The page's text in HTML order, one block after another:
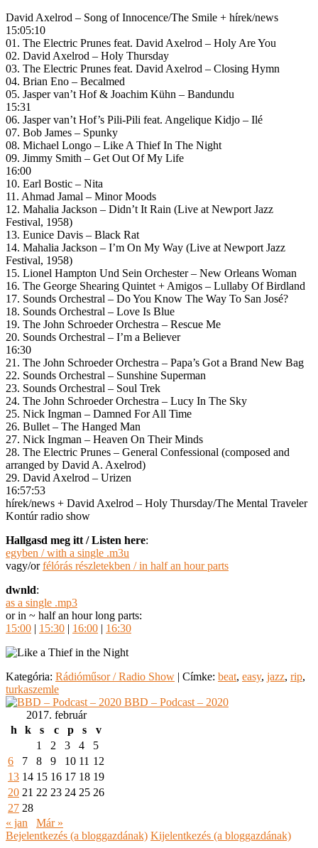
David Axelrod – Song of Innocence/The Smile + hírek/news
15:05:10
01. The Electric Prunes feat. David Axelrod – Holy Are You
02. David Axelrod – Holy Thursday
03. The Electric Prunes feat. David Axelrod – Closing Hymn
04. Brian Eno – Becalmed
05. Jasper van’t Hof & Joachim Kühn – Bandundu
15:31
06. Jasper van’t Hof’s Pili-Pili feat. Angelique Kidjo – Ilé
07. Bob James – Spunky
08. Michael Longo – Like A Thief In The Night
09. Jimmy Smith – Get Out Of My Life
16:00
10. Earl Bostic – Nita
11. Ahmad Jamal – Minor Moods
12. Mahalia Jackson – Didn’t It Rain (Live at Newport Jazz
Festival, 1958)
13. Eunice Davis – Black Rat
14. Mahalia Jackson – I’m On My Way (Live at Newport Jazz
Festival, 1958)
15. Lionel Hampton Und Sein Orchester – New Orleans Woman
16. The George Shearing Quintet + Amigos – Lullaby Of Birdland
17. Sounds Orchestral – Do You Know The Way To San José?
18. Sounds Orchestral – Love Is Blue
19. The John Schroeder Orchestra – Rescue Me
20. Sounds Orchestral – I’m a Believer
16:30
21. The John Schroeder Orchestra – Papa’s Got a Brand New Bag
22. Sounds Orchestral – Sunshine Superman
23. Sounds Orchestral – Soul Trek
24. The John Schroeder Orchestra – Lucy In The Sky
25. Nick Ingman – Damned For All Time
26. Bullet – The Hanged Man
27. Nick Ingman – Heaven On Their Minds
28. The Electric Prunes – General Confessional (composed and
arranged by David A. Axelrod)
29. David Axelrod – Urizen
16:57:53
hírek/news + David Axelrod – Holy Thursday/The Mental Traveler
Kontúr radio show
Hallgasd meg itt / Listen here:
egyben / with a single .m3u
vagy/orfélórás részletekben / in half an hour parts
dwnld:
as a single .mp3
or in ~ half an hour long parts:
15:00 | 15:30 | 16:00 | 16:30
Kategória: Rádióműsor / Radio Show | Címke: beat, easy, jazz, rip,
turkaszemle
BBD – Podcast – 2020
2017. február
h
k s c p s
v
1
2 3 4
5
6
7 8 9 10 11 12
13 14 15 16 17 18 19
20 21 22 23 24 25 26
27 28
« jan
Már »
Bejelentkezés (a bloggazdának) Kijelentkezés (a bloggazdának)